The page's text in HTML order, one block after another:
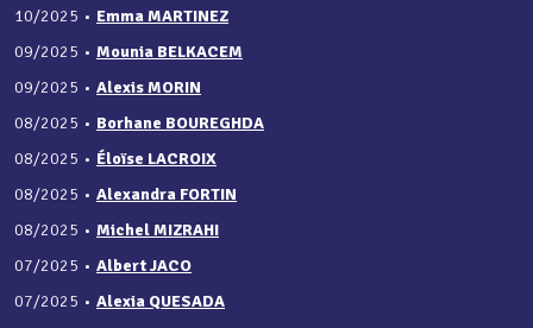
10/2025 • Emma MARTINEZ
09/2025 • Mounia BELKACEM
09/2025 • Alexis MORIN
08/2025 • Borhane BOUREGHDA
08/2025 • Éloïse LACROIX
08/2025 • Alexandra FORTIN
08/2025 • Michel MIZRAHI
07/2025 • Albert JACO
07/2025 • Alexia QUESADA